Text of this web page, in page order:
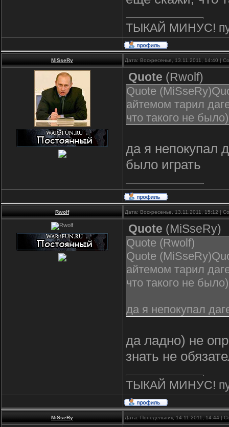
ТЫКАЙ МИНУС!
MiSseRy Дата: Воскресенье, 13.11.2011, 14:40 |
Quote (Rwolf)
Quote
айтемом тарил
что такого не было)
да я непокупал
было играть
Rwolf Дата: Воскресенье, 13.11.2011, 15:12 |
Quote (MiSseRy)
Quote (Rwolf)
Quote
айтемом тарил
что такого не было)
да я непокупал
да ладно) не
знать не
ТЫКАЙ МИНУС!
MiSseRy Дата: Понедельник, 14.11.2011, 14:44 |